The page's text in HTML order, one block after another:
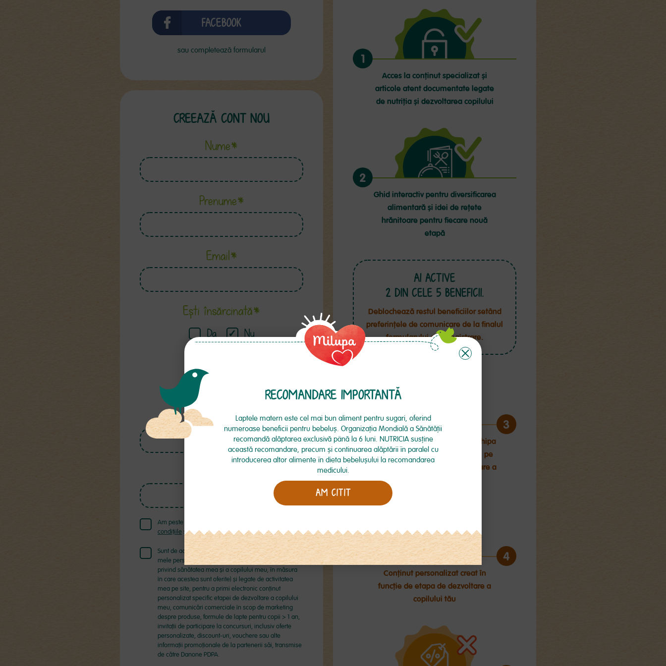
FACEBOOK
sau completează formularul
CREEAZĂ CONT NOU
Nume*
Prenume*
Email*
Ești însărcinată*
Da Nu
Parolă*
Am peste 16 ani sunt sunt de acord cu
condiţiile șiPolitica de confidenţialitate.
Sunt de acord ca Danone PDPA să prelucreze datele
mele personale furnizate pe site (inclusiv datele
privind sănătatea mea și a copilului meu, în măsura
în care acestea sunt oferite) și legate de activitatea
mea pe site, pentru a primi electronic conținut
personalizat specific etapei de dezvoltare a copilului
meu, comunicări comerciale în scop de marketing
despre produse, formule de lapte pentru copii > 1 an,
invitații de participare la concursuri, inclusiv oferte
personalizate, discount-uri, vouchere sau alte
informații promoționale de la partenerii săi, transmise
de către Danone PDPA.
1
Acces la conținut specializat și
articole atent documentate legate
de nutriția și dezvoltarea copilului
2
Ghid interactiv pentru diversificarea
alimentară și idei de rețete
hrănitoare pentru fiecare nouă
etapă
AI ACTIVE
2 DIN CELE 5 BENEFICII.
Deblochează restul beneficiilor setând
preferințele de comunicare de la finalul
formularului de înregistrare.
3
Oportunitatea de a consulta echipa
noastră dedicată de specialiști pe
probleme de nutriție și dezvoltare a
4
Conținut personalizat creat în
funcție de etapa de dezvoltare a
copilului tău
RECOMANDARE IMPORTANTĂ
Laptele matern este cel mai bun aliment pentru sugari, oferind
numeroase beneficii pentru bebeluş. Organizaţia Mondială a Sănătăţii
recomandă alăptarea exclusivă până la 6 luni. NUTRICIA susţine
această recomandare, precum şi continuarea alăptării în paralel cu
introducerea altor alimente în dieta bebeluşului la recomandarea
medicului.
AM CITIT